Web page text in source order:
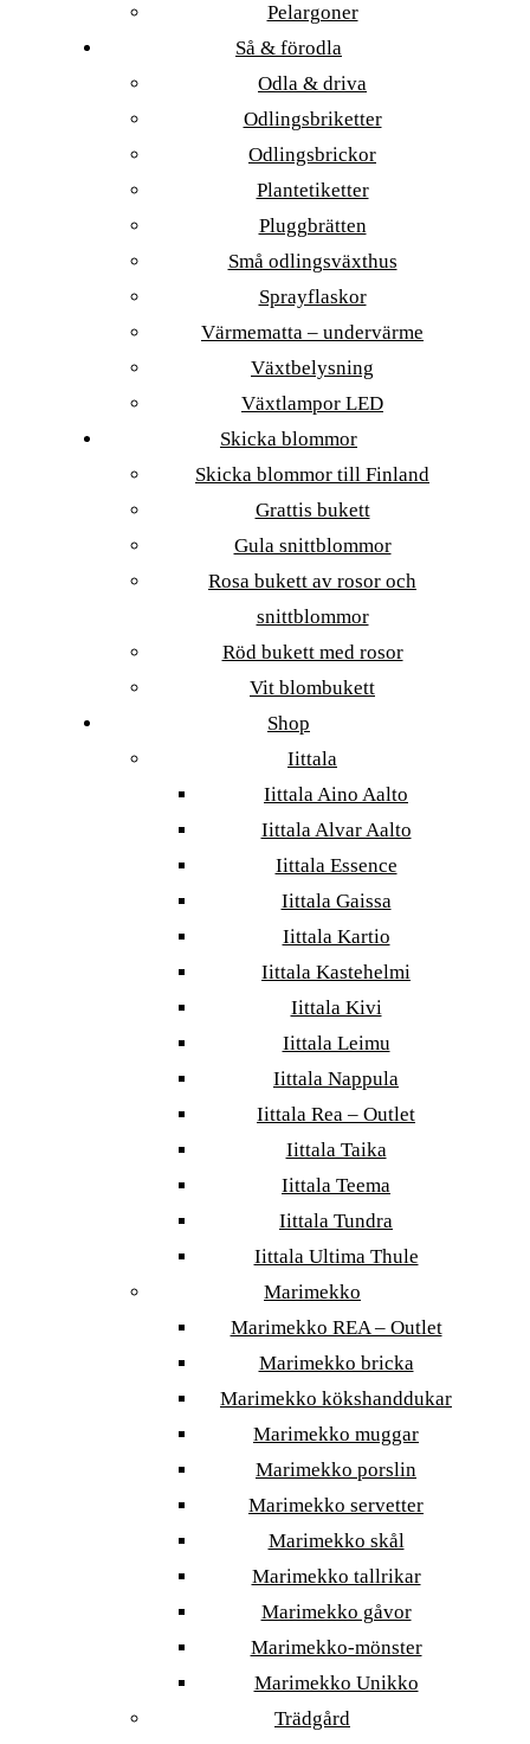
Pelargoner
Så & förodla
Odla & driva
Odlingsbriketter
Odlingsbrickor
Plantetiketter
Pluggbrätten
Små odlingsväxthus
Sprayflaskor
Värmematta – undervärme
Växtbelysning
Växtlampor LED
Skicka blommor
Skicka blommor till Finland
Grattis bukett
Gula snittblommor
Rosa bukett av rosor och
snittblommor
Röd bukett med rosor
Vit blombukett
Shop
Iittala
Iittala Aino Aalto
Iittala Alvar Aalto
Iittala Essence
Iittala Gaissa
Iittala Kartio
Iittala Kastehelmi
Iittala Kivi
Iittala Leimu
Iittala Nappula
Iittala Rea – Outlet
Iittala Taika
Iittala Teema
Iittala Tundra
Iittala Ultima Thule
Marimekko
Marimekko REA – Outlet
Marimekko bricka
Marimekko kökshanddukar
Marimekko muggar
Marimekko porslin
Marimekko servetter
Marimekko skål
Marimekko tallrikar
Marimekko gåvor
Marimekko-mönster
Marimekko Unikko
Trädgård